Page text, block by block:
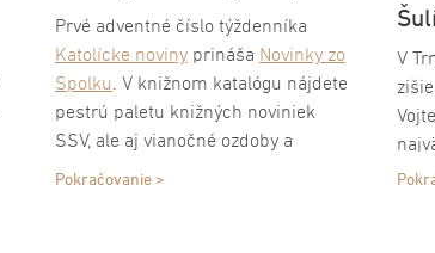
Prvé adventné číslo týždenníka
Katolícke novinyprinášaNovinky zo
Spolku. V knižnom katalógu nájdete
pestrú paletu knižných noviniek
SSV, ale aj vianočné ozdoby a
pohľadnice. Zavítať môžete aj do
Pokračovanie >
V